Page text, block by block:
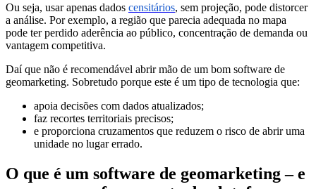
Ou seja, usar apenas dados censitários, sem projeção, pode distorcer
a análise. Por exemplo, a região que parecia adequada no mapa
pode ter perdido aderência ao público, concentração de demanda ou
vantagem competitiva.
Daí que não é recomendável abrir mão de um bom software de
geomarketing. Sobretudo porque este é um tipo de tecnologia que:
apoia decisões com dados atualizados;
faz recortes territoriais precisos;
e proporciona cruzamentos que reduzem o risco de abrir uma
unidade no lugar errado.
O que é um software de geomarketing – e